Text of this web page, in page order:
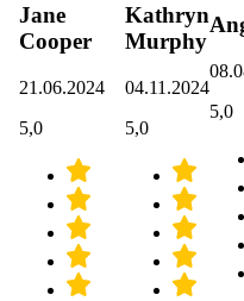
Jane
Cooper
21.06.2024
5,0
Kathryn
Murphy
04.11.2024
5,0
5,0